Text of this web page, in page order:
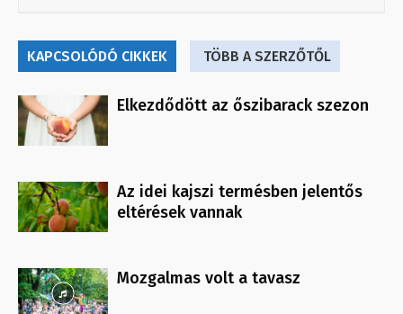
KAPCSOLÓDÓ CIKKEK TÖBB A SZERZŐTŐL
Elkezdődött az őszibarack szezon
Az idei kajszi termésben jelentős
eltérések vannak
Mozgalmas volt a tavasz